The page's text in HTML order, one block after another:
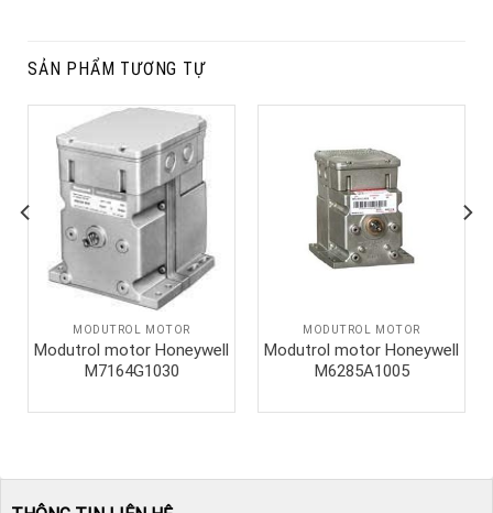
SẢN PHẨM TƯƠNG TỰ
MODUTROL MOTOR
Modutrol motor Honeywell
M7164G1030
MODUTROL MOTOR
Modutrol motor Honeywell
M6285A1005